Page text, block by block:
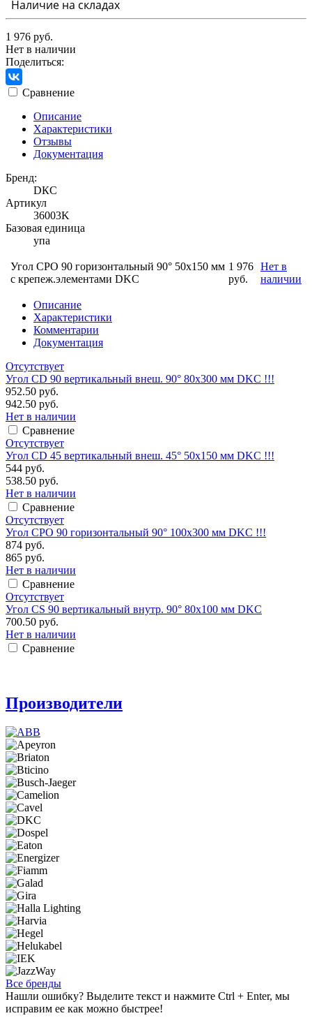
Наличие на складах
1 976 руб.
Нет в наличии
Поделиться:
Сравнение
Описание
Характеристики
Отзывы
Документация
Бренд:
DКС
Артикул
36003K
Базовая единица
упа
Угол CPO 90 горизонтальный 90° 50х150 мм
с крепеж.элементами DKC
1 976
руб.
Нет в
наличии
Описание
Характеристики
Комментарии
Документация
Отсутствует
Угол CD 90 вертикальный внеш. 90° 80х300 мм DKC !!!
952.50 руб.
942.50 руб.
Нет в наличии
Сравнение
Отсутствует
Угол CD 45 вертикальный внеш. 45° 50х150 мм DKC !!!
544 руб.
538.50 руб.
Нет в наличии
Сравнение
Отсутствует
Угол CPO 90 горизонтальный 90° 100х300 мм DKC !!!
874 руб.
865 руб.
Нет в наличии
Сравнение
Отсутствует
Угол CS 90 вертикальный внутр. 90° 80х100 мм DKC
700.50 руб.
Нет в наличии
Сравнение
Производители
Все бренды
Нашли ошибку? Выделите текст и нажмите Ctrl + Enter, мы
исправим ее как можно быстрее!